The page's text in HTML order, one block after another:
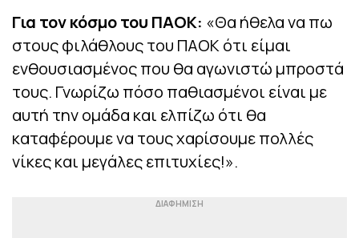
Για τον κόσμο του ΠΑΟΚ: «Θα ήθελα να πω
στους φιλάθλους του ΠΑΟΚ ότι είμαι
ενθουσιασμένος που θα αγωνιστώ μπροστά
τους. Γνωρίζω πόσο παθιασμένοι είναι με
αυτή την ομάδα και ελπίζω ότι θα
καταφέρουμε να τους χαρίσουμε πολλές
νίκες και μεγάλες επιτυχίες!».